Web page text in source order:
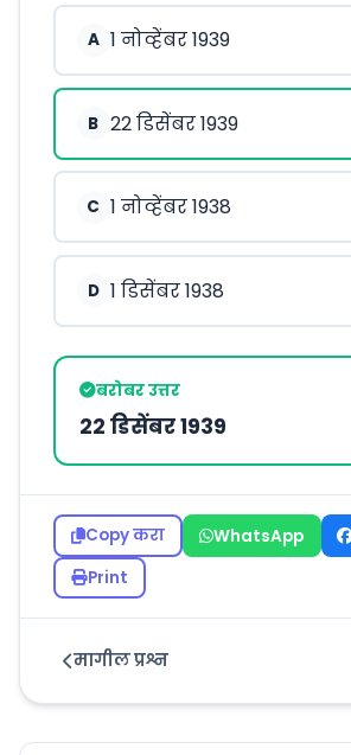
A 1 नोव्हेंबर 1939
B 22 डिसेंबर 1939
C 1 नोव्हेंबर 1938
D 1 डिसेंबर 1938
बरोबर उत्तर
22 डिसेंबर 1939
Copy करा WhatsApp
Print
मागील प्रश्न